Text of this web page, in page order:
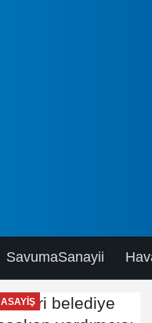
SavumaSanayii
ASAYIŞ